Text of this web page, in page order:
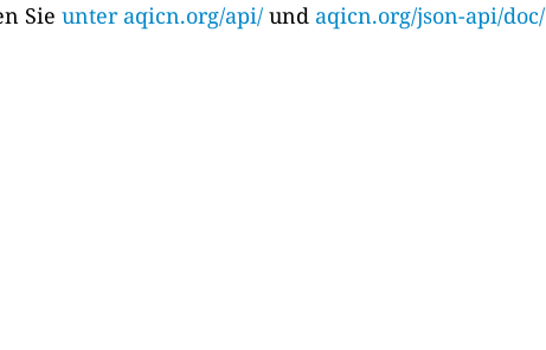
Sie unter aqicn.org/api/ und aqicn.org/json-api/doc/